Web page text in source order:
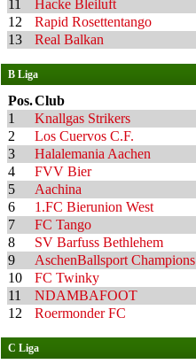
11
Hacke Bleiluft
12
Rapid Rosettentango
13
Real Balkan
B Liga
Pos.Club
1
Knallgas Strikers
2
Los Cuervos C.F.
3
Halalemania Aachen
4
FVV Bier
5
Aachina
6
1.FC Bierunion West
7
FC Tango
8
SV Barfuss Bethlehem
9
AschenBallsport Champions
10
FC Twinky
11
NDAMBAFOOT
12
Roermonder FC
C Liga